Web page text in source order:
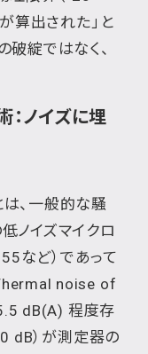
算出された」と
破綻ではなく、
ノイズに埋
、一般的な騒
ノイズマイクロ
など）であって
noise of
dB(A) 程度存
dB）が測定器の